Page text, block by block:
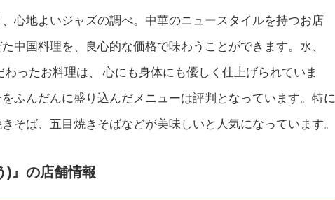
心地よいジャズの調べ。中華のニュースタイルを持つお店
中国料理を、良心的な価格で味わうことができます。水、
ったお料理は、 心にも身体にも優しく仕上げられていま
ふんだんに盛り込んだメニューは評判となっています。特に
そば、五目焼きそばなどが美味しいと人気になっています。
) 』 の店舗情報